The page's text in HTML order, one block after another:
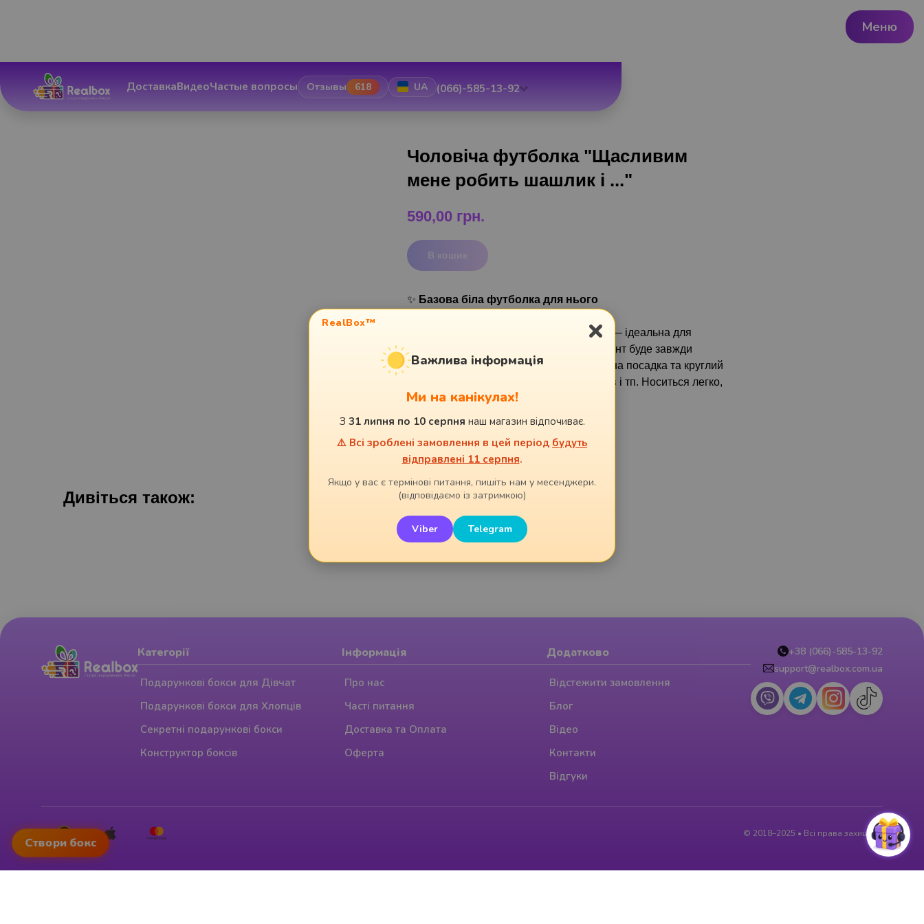
ДоставкаВидеоЧастые вопросы Отзывы 618 UA (066)-585-13-92
Меню
Чоловіча футболка "Щасливим
мене робить шашлик і ..."
590,00 грн.
В кошик
✨ Базова біла футболка для нього
з 100% бавовни
— ідеальна для
кожного дня, а яскравий прикольний принт буде завжди
додавати настрою. Класичний крій, зручна посадка та круглий
виріз — пасує до всього: джинсів, шортів і тп. Носиться легко,
виглядає стильно.
Дивіться також:
RealBox™ ×
Важлива інформація
Ми на канікулах!
З 31 липня по 10 серпня наш магазин відпочиває.
⚠️ Всі зроблені замовлення в цей період будуть
відправлені 11 серпня.
Якщо у вас є термінові питання, пишіть нам у месенджери.
(відповідаємо із затримкою)
Viber Telegram
Створи бокс
Категорії
Подарункові бокси для Дівчат
Подарункові бокси для Хлопців
Секретні подарункові бокси
Конструктор боксів
Інформація
Про нас
Часті питання
Доставка та Оплата
Оферта
Додатково
Відстежити замовлення
Блог
Відео
Контакти
Відгуки
+38 (066)-585-13-92
support@realbox.com.ua
© 2018–2025 • Всі права захищені.